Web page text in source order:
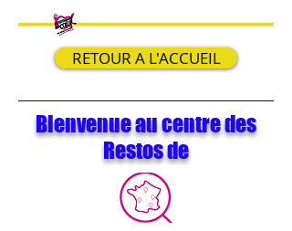
Bienvenue au centre des
Restos de
RETOUR A L'ACCUEIL